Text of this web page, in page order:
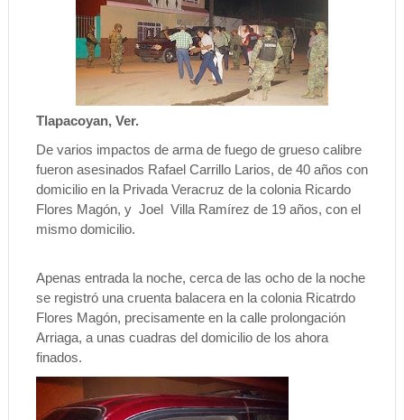
Tlapacoyan, Ver.
De varios impactos de arma de fuego de grueso calibre
fueron asesinados Rafael Carrillo Larios, de 40 años con
domicilio en la Privada Veracruz de la colonia Ricardo
Flores Magón, y Joel Villa Ramírez de 19 años, con el
mismo domicilio.
Apenas entrada la noche, cerca de las ocho de la noche
se registró una cruenta balacera en la colonia Ricatrdo
Flores Magón, precisamente en la calle prolongación
Arriaga, a unas cuadras del domicilio de los ahora
finados.